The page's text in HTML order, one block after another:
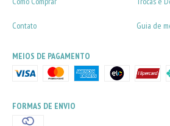
Contato Guia de
MEIOS DE PAGAMENTO
FORMAS DE ENVIO